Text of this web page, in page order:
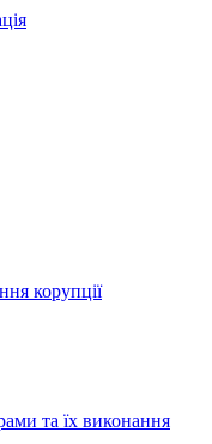
корупції
та їх виконання